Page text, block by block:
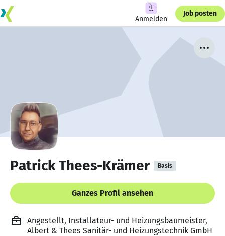
Anmelden
Job posten
Patrick Thees-Krämer Basis
Ganzes Profil ansehen
Angestellt, Installateur- und Heizungsbaumeister,
Albert & Thees Sanitär- und Heizungstechnik GmbH